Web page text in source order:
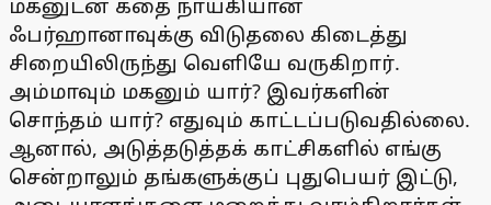
மகனுடன் கதை நாயகியான
ஃபர்ஹானாவுக்கு விடுதலை கிடைத்து
சிறையிலிருந்து வெளியே வருகிறார்.
அம்மாவும் மகனும் யார்? இவர்களின்
சொந்தம் யார்? எதுவும் காட்டப்படுவதில்லை.
ஆனால், அடுத்தடுத்தக் காட்சிகளில் எங்கு
சென்றாலும் தங்களுக்குப் புதுபெயர் இட்டு,